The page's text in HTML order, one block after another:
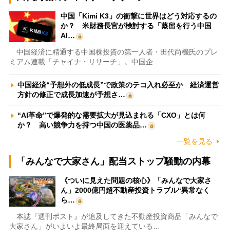
中国「Kimi K3」の衝撃に世界はどう対応するの
か？ 米財務長官が検討する「蒸留を行う中国
AI…
中国経済に精通する中国株投資の第一人者・田代尚機氏のプレ
ミアム連載「チャイナ・リサーチ」。中国企…
中国経済“予想外の低成長”で政策のテコ入れ必至か 経済運営
方針の修正で成長加速が予想さ…
“AI革命”で爆発的な需要拡大が見込まれる「CXO」とは何
か？ 高い競争力を持つ中国の医薬品…
一覧を見る
「みんなで大家さん」配当ストップ騒動の内幕
《ついに見えた問題の核心》「みんなで大家さ
ん」2000億円超不動産投資トラブル“異常なく
ら…
本誌『週刊ポスト』が追及してきた不動産投資商品「みんなで
大家さん」がいよいよ最終局面を迎えている…